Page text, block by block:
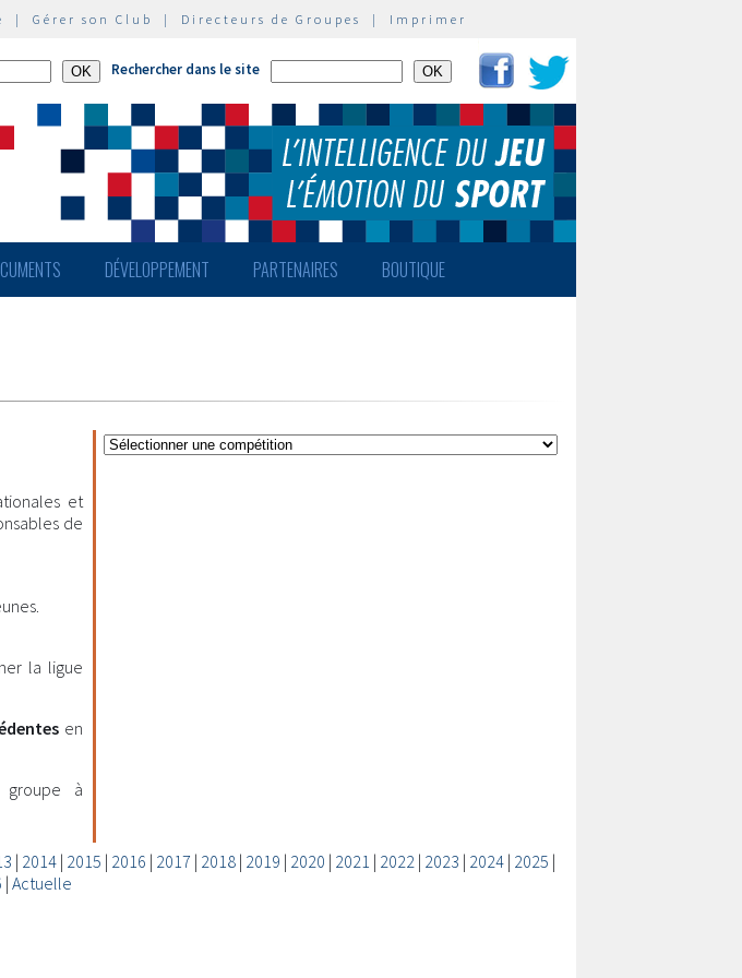
| Gérer son Club | Directeurs de Groupes | Imprimer
Rechercher dans le site
DÉVELOPPEMENT PARTENAIRES BOUTIQUE
et
de
la ligue
en
groupe à
| 2014| 2015 | 2016 | 2017 | 2018| 2019 | 2020 | 2021 | 2022| 2023 | 2024| 2025 |
| Actuelle